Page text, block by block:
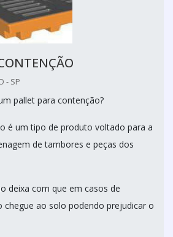
- SP
pallet para contenção?
é um tipo de produto voltado para a
de tambores e peças dos
deixa com que em casos de
chegue ao solo podendo prejudicar o